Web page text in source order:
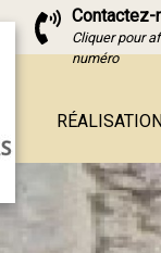
Contactez-
Cliquer pour
numéro